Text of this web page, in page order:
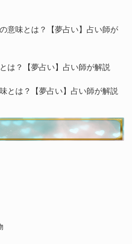
意味とは？【夢占い】占い師が
は？【夢占い】占い師が解説
とは？【夢占い】占い師が解説